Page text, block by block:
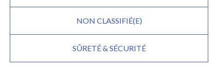
NON CLASSIFIÉ(E)
SÛRETÉ & SÉCURITÉ